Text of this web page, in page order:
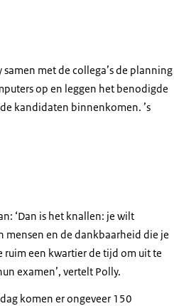
met de collega’s de planning
op en leggen het benodigde
kandidaten binnenkomen. ’s
‘Dan is het knallen: je wilt
mensen en de dankbaarheid die je
ruim een kwartier de tijd om uit te
examen’, vertelt Polly.
komen er ongeveer 150